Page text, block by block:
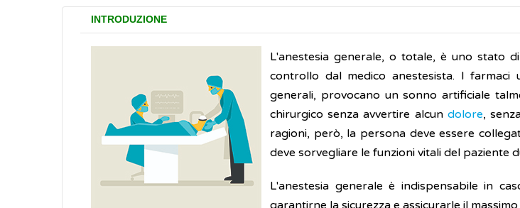
INTRODUZIONE
L'anestesia generale, o totale, è uno stato
controllo dal medico anestesista. I
generali, provocano un sonno artificiale
chirurgico senza avvertire alcun dolore,
ragioni, però, la persona deve essere
deve sorvegliare le funzioni vitali del paziente
L'anestesia generale è indispensabile in
garantirne la sicurezza e assicurarle il